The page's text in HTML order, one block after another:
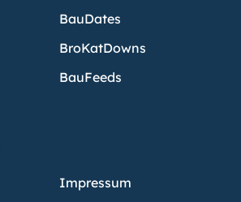
BauDates
BroKatDowns
BauFeeds
Impressum